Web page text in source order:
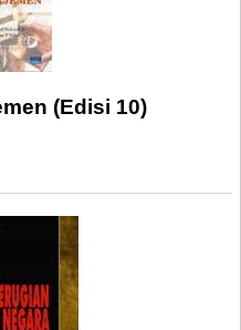
(Edisi 10)